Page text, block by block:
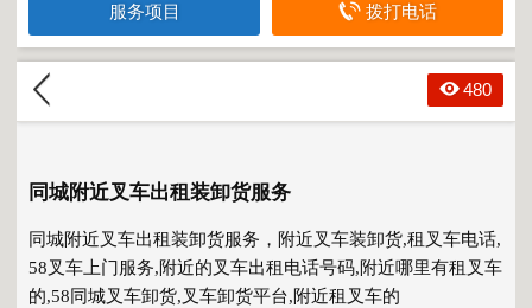
服务项目 拨打电话
480
同城附近叉车出租装卸货服务
同城附近叉车出租装卸货服务，附近叉车装卸货,租叉车电话,
58叉车上门服务,附近的叉车出租电话号码,附近哪里有租叉车
的,58同城叉车卸货,叉车卸货平台,附近租叉车的